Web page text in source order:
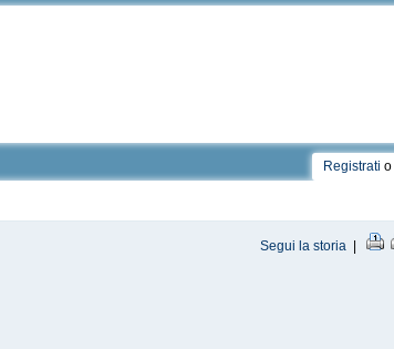
Registrati o
Segui la storia |